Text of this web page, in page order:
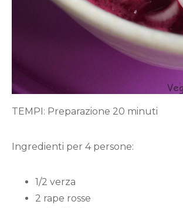
TEMPI: Preparazione 20 minuti
Ingredienti per 4 persone:
1/2 verza
2 rape rosse